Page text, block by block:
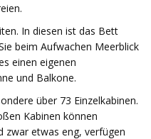
In diesen ist das Bett
beim Aufwachen Meerblick
einen eigenen
und Balkone.
über 73 Einzelkabinen.
Kabinen können
zwar etwas eng, verfügen